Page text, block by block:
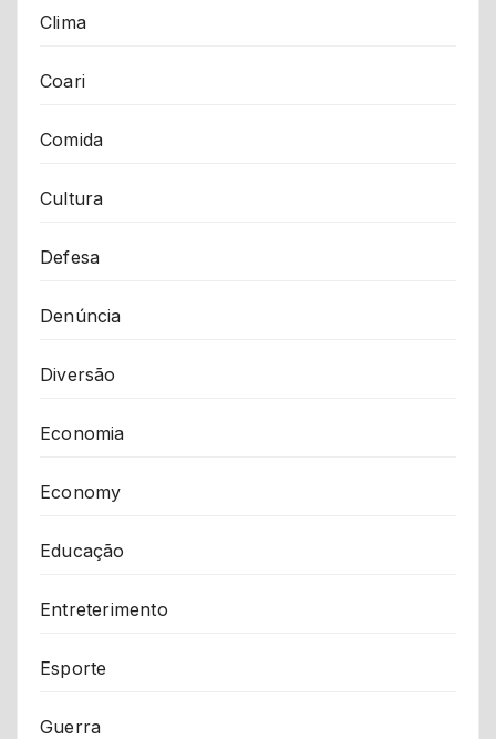
Clima
Coari
Comida
Cultura
Defesa
Denúncia
Diversão
Economia
Economy
Educação
Entreterimento
Esporte
Guerra